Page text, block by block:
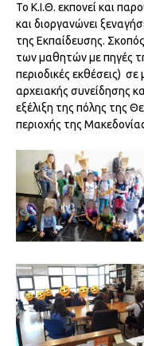
Το Κ.Ι.Θ. εκπονεί και
και διοργανώνει
της Εκπαίδευσης.
των μαθητών με πηγές
περιοδικές εκθέσεις)
αρχειακής συνείδησης
εξέλιξη της πόλης της
περιοχής της